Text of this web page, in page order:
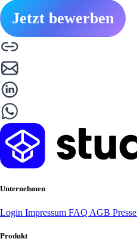
Jetzt bewerben
Unternehmen
Login Impressum FAQ AGB Presse
Produkt